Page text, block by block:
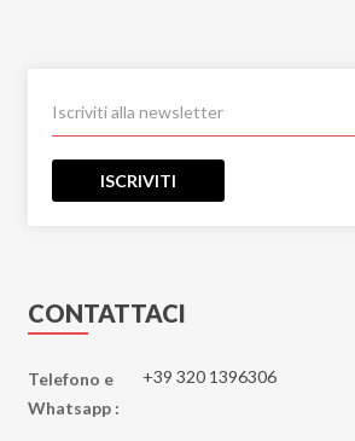
ISCRIVITI
CONTATTACI
Telefono e
Whatsapp :
+39 320 1396306